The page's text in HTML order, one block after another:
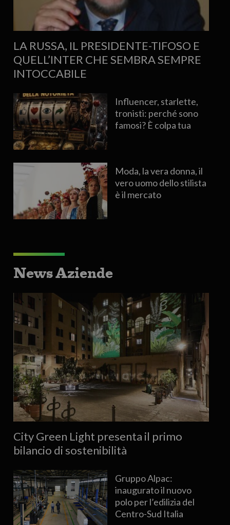
LA RUSSA, IL PRESIDENTE-TIFOSO E
QUELL’INTER CHE SEMBRA SEMPRE
INTOCCABILE
Influencer, starlette,
tronisti: perché sono
famosi? È colpa tua
Moda, la vera donna, il
vero uomo dello stilista
è il mercato
News Aziende
City Green Light presenta il primo
bilancio di sostenibilità
Gruppo Alpac:
inaugurato il nuovo
polo per l’edilizia del
Centro-Sud Italia